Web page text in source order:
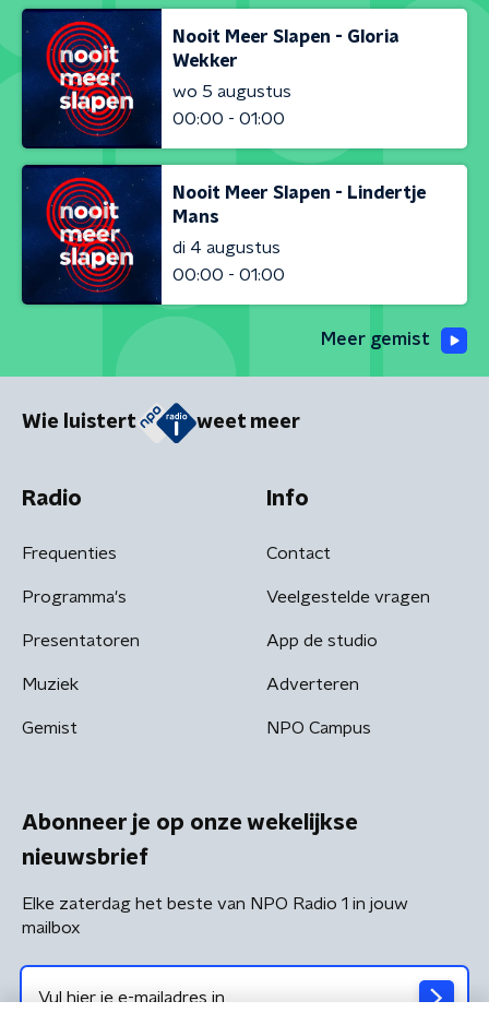
Nooit Meer Slapen - Gloria
Wekker
wo 5 augustus
00:00 - 01:00
Nooit Meer Slapen - Lindertje
Mans
di 4 augustus
00:00 - 01:00
Meer gemist
Wie luistert weet meer
Radio
Frequenties
Programma's
Presentatoren
Muziek
Gemist
Info
Contact
Veelgestelde vragen
App de studio
Adverteren
NPO Campus
Abonneer je op onze wekelijkse
nieuwsbrief
Elke zaterdag het beste van NPO Radio 1 in jouw
mailbox